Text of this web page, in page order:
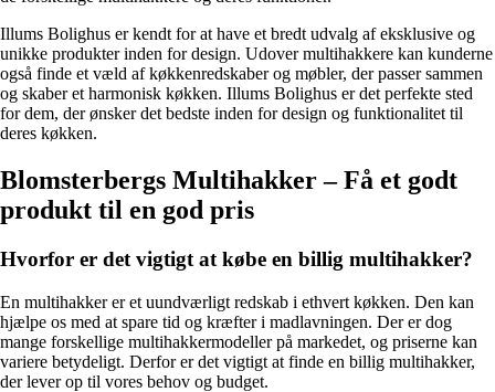
Illums Bolighus er kendt for at have et bredt udvalg af eksklusive og
unikke produkter inden for design. Udover multihakkere kan kunderne
også finde et væld af køkkenredskaber og møbler, der passer sammen
og skaber et harmonisk køkken. Illums Bolighus er det perfekte sted
for dem, der ønsker det bedste inden for design og funktionalitet til
deres køkken.
Blomsterbergs Multihakker – Få et godt
produkt til en god pris
Hvorfor er det vigtigt at købe en billig multihakker?
En multihakker er et uundværligt redskab i ethvert køkken. Den kan
hjælpe os med at spare tid og kræfter i madlavningen. Der er dog
mange forskellige multihakkermodeller på markedet, og priserne kan
variere betydeligt. Derfor er det vigtigt at finde en billig multihakker,
der lever op til vores behov og budget.